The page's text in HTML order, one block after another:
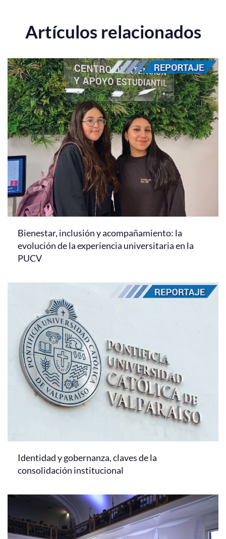
Artículos relacionados
Bienestar, inclusión y acompañamiento: la
evolución de la experiencia universitaria en la
PUCV
Identidad y gobernanza, claves de la
consolidación institucional